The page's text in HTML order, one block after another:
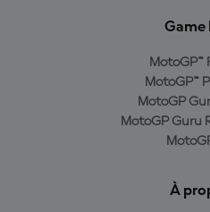
Game
MotoGP™
MotoGP™
MotoGP
MotoGP Guru
À